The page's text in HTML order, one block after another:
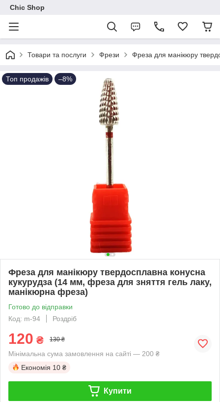
Chic Shop
Товари та послуги Фрези Фреза для манікюру
Топ продажів –8%
Фреза для манікюру твердосплавна конусна
кукурудза (14 мм, фреза для зняття гель лаку,
манікюрна фреза)
Готово до відправки
Код: m-94
Роздріб
120 ₴ 130 ₴
Мінімальна сума замовлення на сайті — 200 ₴
Економія 10 ₴
Купити